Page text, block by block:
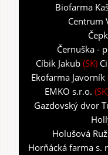
Biofarma
Centrum
Černuška -
Cíbik Jakub (SK)
Ekofarma Javorník
EMKO s.r.o.
Gazdovský dvor
Holušová
Horňácká farma s.